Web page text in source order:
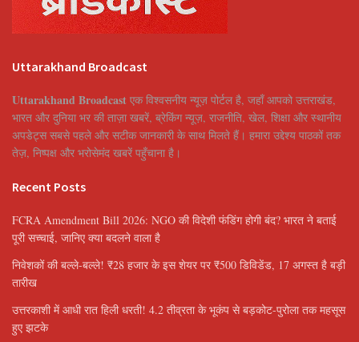
Uttarakhand Broadcast
Uttarakhand Broadcast एक विश्वसनीय न्यूज़ पोर्टल है, जहाँ आपको उत्तराखंड,
भारत और दुनिया भर की ताज़ा खबरें, ब्रेकिंग न्यूज़, राजनीति, खेल, शिक्षा और स्थानीय
अपडेट्स सबसे पहले और सटीक जानकारी के साथ मिलते हैं। हमारा उद्देश्य पाठकों तक
तेज़, निष्पक्ष और भरोसेमंद खबरें पहुँचाना है।
Recent Posts
FCRA Amendment Bill 2026: NGO की विदेशी फंडिंग होगी बंद? भारत ने बताई
पूरी सच्चाई, जानिए क्या बदलने वाला है
निवेशकों की बल्ले-बल्ले! ₹28 हजार के इस शेयर पर ₹500 डिविडेंड, 17 अगस्त है बड़ी
तारीख
उत्तरकाशी में आधी रात हिली धरती! 4.2 तीव्रता के भूकंप से बड़कोट-पुरोला तक महसूस
हुए झटके